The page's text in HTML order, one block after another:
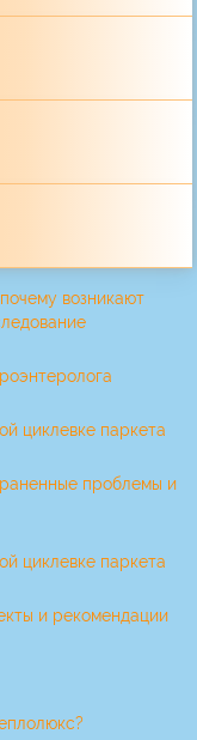
возникают
циклевке паркета
проблемы и
циклевке паркета
и рекомендации